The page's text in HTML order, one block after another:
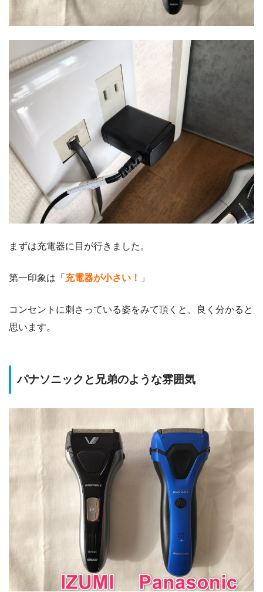
まずは充電器に目が行きました。
第一印象は「 充電器が小さい！ 」
コンセントに刺さっている姿をみて頂くと、良く分かると
思います。
パナソニックと兄弟のような雰囲気